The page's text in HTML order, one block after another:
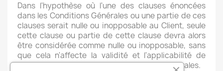
Dans l'hypothèse où l'une des clauses énoncées
dans les Conditions Générales ou une partie de ces
clauses serait nulle ou inopposable au Client, seule
cette clause ou partie de cette clause devra alors
être considérée comme nulle ou inopposable, sans
que cela n'affecte la validité et l'applicabilité de
toutes les autres parties des Conditions Générales.